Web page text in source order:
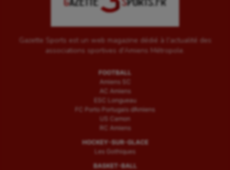
Gazette Sports est un web magazine dédié à l'actualité des
associations sportives d'Amiens Métropole.
FOOTBALL
Amiens SC
AC Amiens
ESC Longueau
FC Porto Portugais d’Amiens
US Camon
RC Amiens
HOCKEY-SUR-GLACE
Les Gothiques
BASKET-BALL